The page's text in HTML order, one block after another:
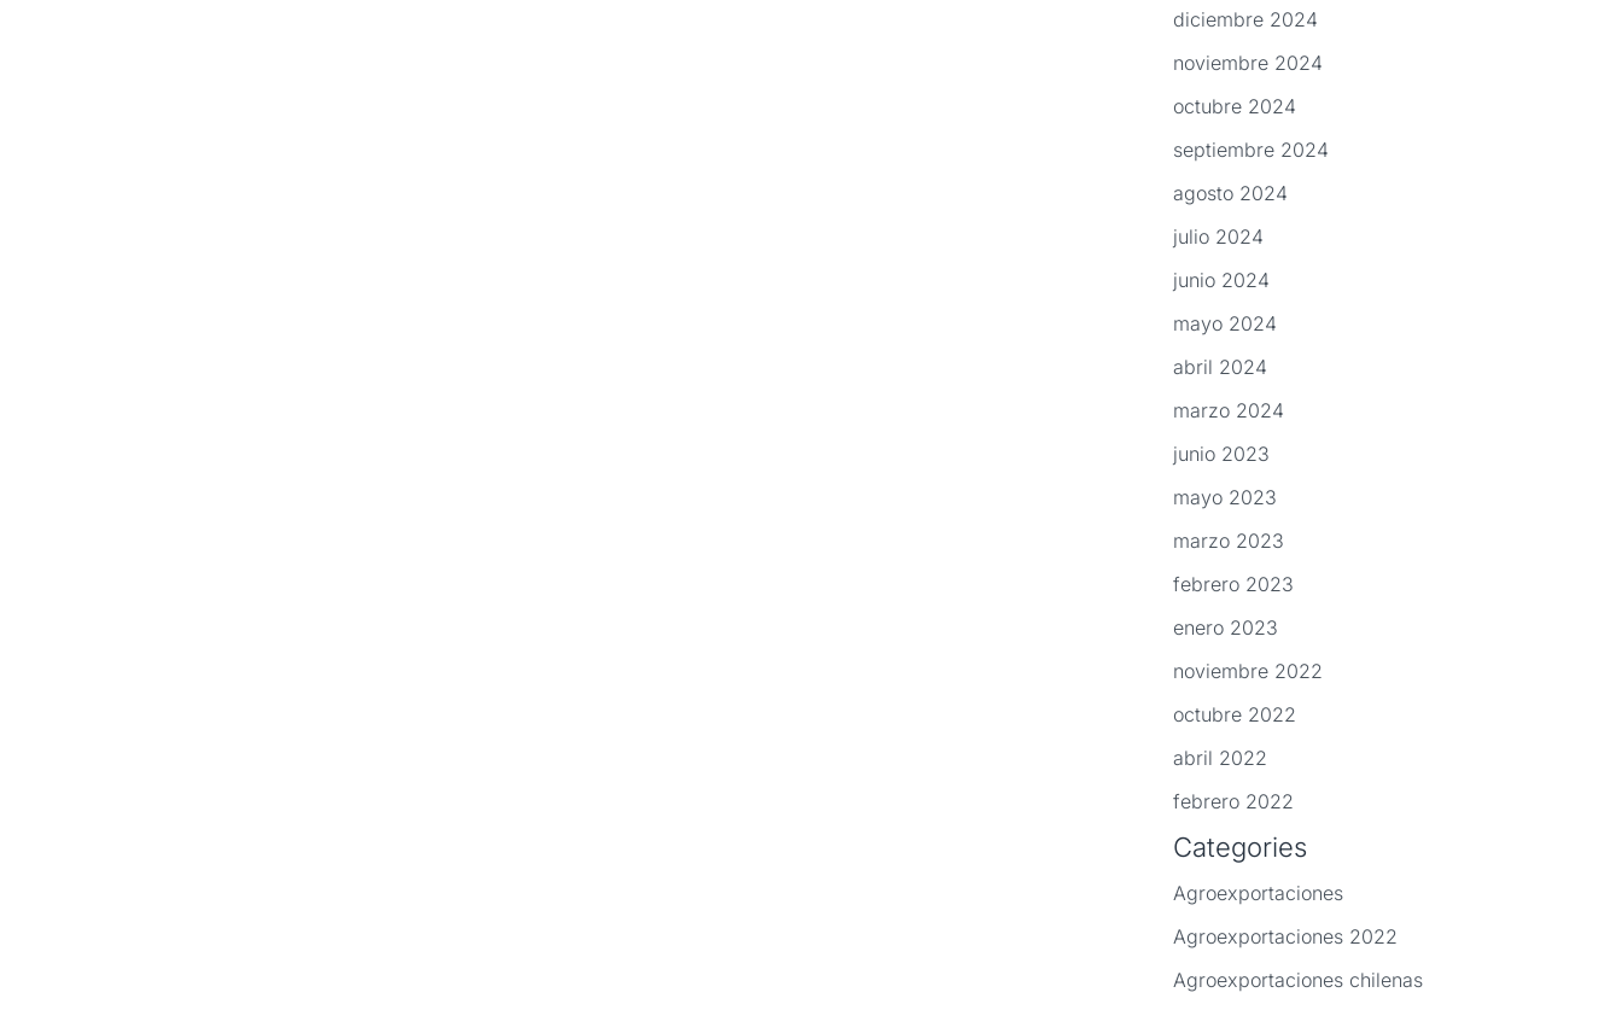
diciembre 2024
noviembre 2024
octubre 2024
septiembre 2024
agosto 2024
julio 2024
junio 2024
mayo 2024
abril 2024
marzo 2024
junio 2023
mayo 2023
marzo 2023
febrero 2023
enero 2023
noviembre 2022
octubre 2022
abril 2022
febrero 2022
Categories
Agroexportaciones
Agroexportaciones 2022
Agroexportaciones chilenas